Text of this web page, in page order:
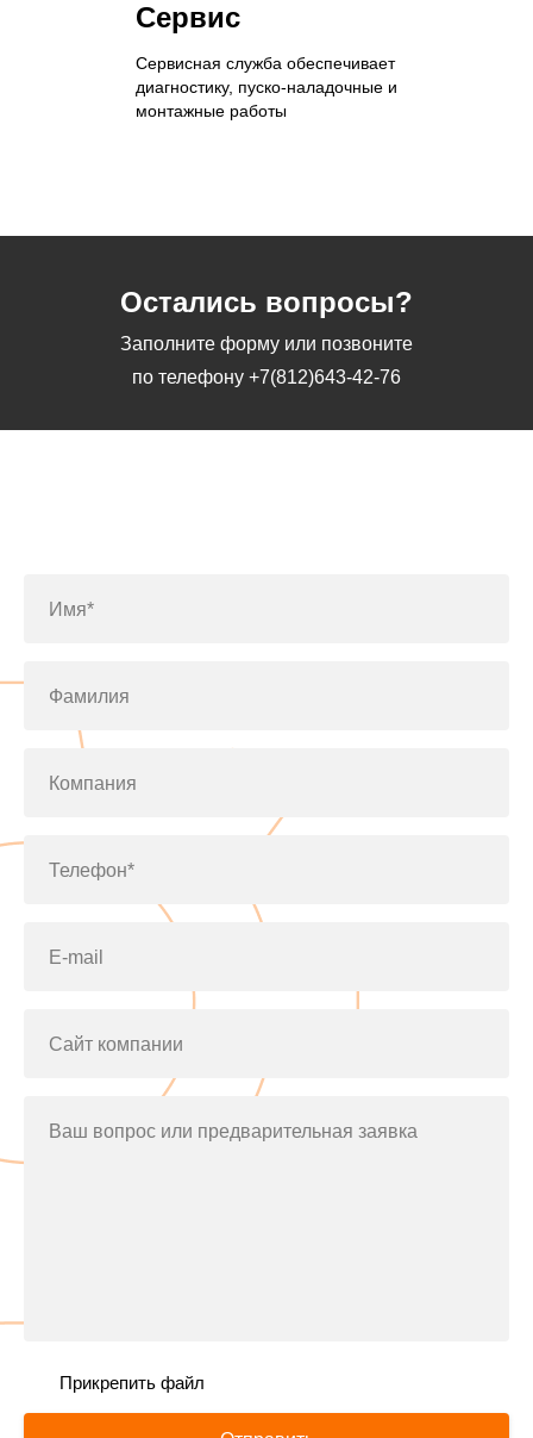
Сервис
Сервисная служба обеспечивает
диагностику, пуско-наладочные и
монтажные работы
Остались вопросы?
Заполните форму или позвоните
по телефону +7(812)643-42-76
Имя*
Фамилия
Компания
Телефон*
E-mail
Сайт компании
Ваш вопрос или предварительная заявка
Прикрепить файл